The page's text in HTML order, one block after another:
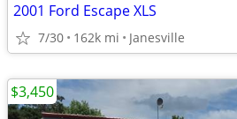
2001 Ford Escape XLS
7/30 162k mi Janesville
$3,450